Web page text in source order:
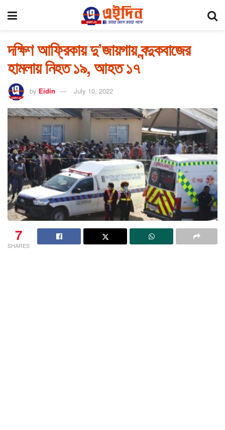
দক্ষিণ আফ্রিকায় দু’জায়গায় বন্দুকবাজের
হামলায় নিহত ১৯, আহত ১৭
by Eidin July 10, 2022
7
SHARES